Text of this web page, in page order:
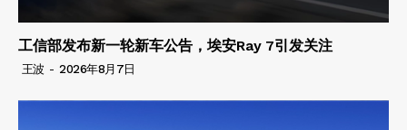
工信部发布新一轮新车公告，埃安Ray 7引发关注
王波 - 2026年8月7日